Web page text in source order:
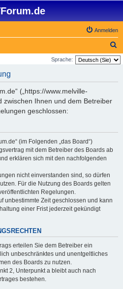
Anmelden
u
Sprache:
(„https://www.melville-
zwischen Ihnen und dem Betreiber
geschlossen:
(im Folgenden „das Board“)
mit dem Betreiber des Boards ab
erklären sich mit den nachfolgenden
nicht einverstanden sind, so dürfen
Für die Nutzung des Boards gelten
Regelungen.
unbestimmte Zeit geschlossen und kann
einer Frist jederzeit gekündigt
erteilen Sie dem Betreiber ein
unbeschränktes und unentgeltliches
des Boards zu nutzen.
2, Unterpunkt a bleibt auch nach
bestehen.